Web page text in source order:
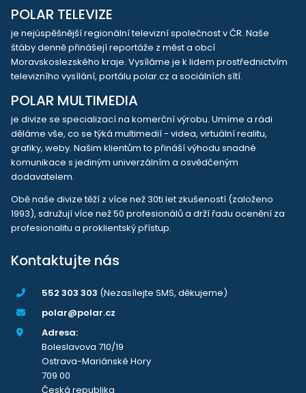
POLAR TELEVIZE
je nejúspěšnější regionální televizní společnost v ČR. Naše
štáby denně přinášejí reportáže z měst a obcí
Moravskoslezského kraje. Vysíláme je k lidem prostřednictvím
televizního vysílání, portálu polar.cz a sociálních sítí.
POLAR MULTIMEDIA
je divize se specializací na komerční výrobu. Umíme a rádi
děláme vše, co se týká multimedií - videa, virtuální realitu,
grafiky, weby. Našim klientům to přináší výhodu snadné
komunikace s jediným univerzálním a osvědčeným
dodavatelem.
Obě naše divize těží z více než 30ti let zkušeností (založeno
1993), sdružují více než 50 profesionálů a drží řadu ocenění za
profesionalitu a proklientský přístup.
Kontaktujte nás
552 303 303 (Nezasílejte SMS, děkujeme)
polar@polar.cz
Adresa:
Boleslavova 710/19
Ostrava-Mariánské Hory
709 00
Česká republika